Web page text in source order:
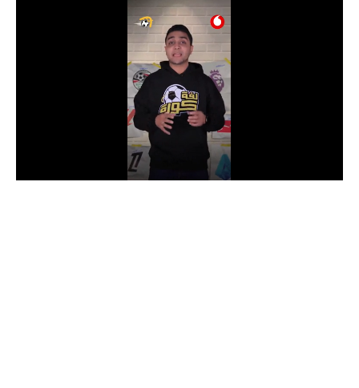
الدوري السعودي للمحترفين
دوري أبطال إفريقيا